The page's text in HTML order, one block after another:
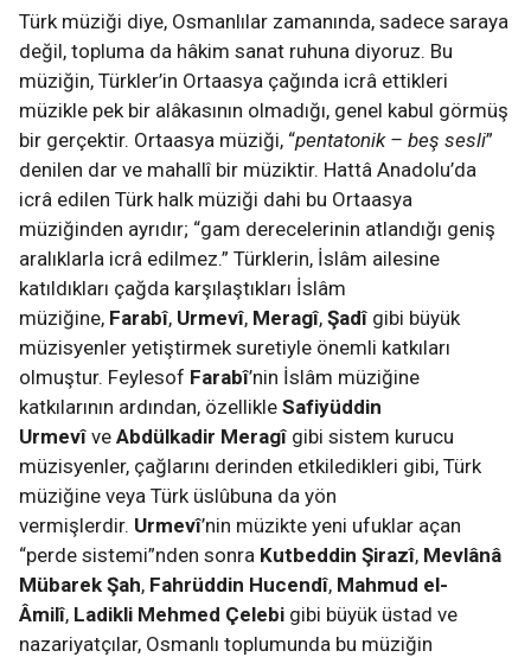
Türk müziği diye, Osmanlılar zamanında, sadece saraya
değil, topluma da hâkim sanat ruhuna diyoruz. Bu
müziğin, Türkler’in Ortaasya çağında icrâ ettikleri
müzikle pek bir alâkasının olmadığı, genel kabul görmüş
bir gerçektir. Ortaasya müziği, “pentatonik – beş sesli”
denilen dar ve mahallî bir müziktir. Hattâ Anadolu’da
icrâ edilen Türk halk müziği dahi bu Ortaasya
müziğinden ayrıdır; “gam derecelerinin atlandığı geniş
aralıklarla icrâ edilmez.” Türklerin, İslâm ailesine
katıldıkları çağda karşılaştıkları İslâm
müziğine, Farabî, Urmevî, Meragî, Şadî gibi büyük
müzisyenler yetiştirmek suretiyle önemli katkıları
olmuştur. Feylesof Farabî’nin İslâm müziğine
katkılarının ardından, özellikle Safiyüddin
Urmevî ve Abdülkadir Meragî gibi sistem kurucu
müzisyenler, çağlarını derinden etkiledikleri gibi, Türk
müziğine veya Türk üslûbuna da yön
vermişlerdir. Urmevî’nin müzikte yeni ufuklar açan
“perde sistemi”nden sonra Kutbeddin Şirazî, Mevlânâ
Mübarek Şah, Fahrüddin Hucendî, Mahmud el-
Âmilî, Ladikli Mehmed Çelebi gibi büyük üstad ve
nazariyatçılar, Osmanlı toplumunda bu müziğin